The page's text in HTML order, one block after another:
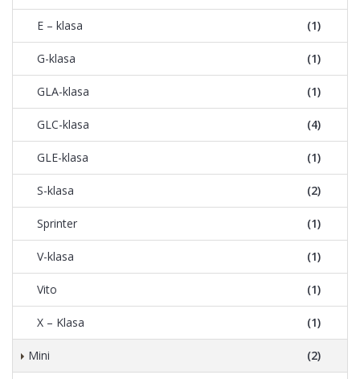
E – klasa (1)
G-klasa (1)
GLA-klasa (1)
GLC-klasa (4)
GLE-klasa (1)
S-klasa (2)
Sprinter (1)
V-klasa (1)
Vito (1)
X – Klasa (1)
Mini (2)